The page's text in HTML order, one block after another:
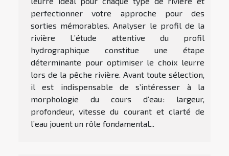
perfectionner votre approche pour des
sorties mémorables. Analyser le profil de la
rivière L’étude attentive du profil
hydrographique constitue une étape
déterminante pour optimiser le choix leurre
lors de la pêche rivière. Avant toute sélection,
il est indispensable de s’intéresser à la
morphologie du cours d’eau : largeur,
profondeur, vitesse du courant et clarté de
l’eau jouent un rôle fondamental...